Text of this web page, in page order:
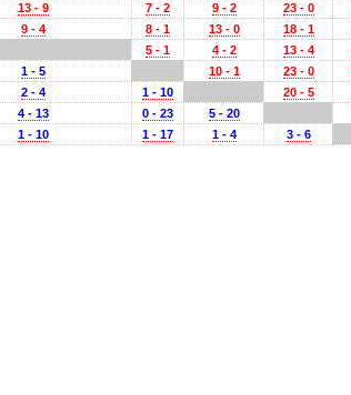
13 - 9 7 - 2 9 - 2 23 - 0
9 - 4 8 - 1 13 - 0 18 - 1
5 - 1 4 - 2 13 - 4
1 - 5 10 - 1 23 - 0
2 - 4 1 - 10 20 - 5
4 - 13 0 - 23 5 - 20
1 - 10 1 - 17 1 - 4 3 - 6